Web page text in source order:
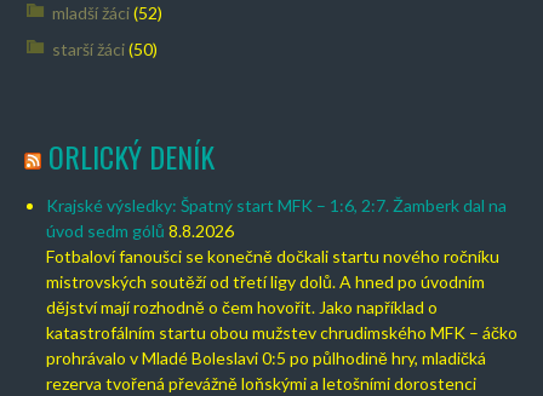
mladší žáci(52)
starší žáci(50)
ORLICKÝ DENÍK
Krajské výsledky: Špatný start MFK – 1:6, 2:7. Žamberk dal na
úvod sedm gólů 8.8.2026
Fotbaloví fanoušci se konečně dočkali startu nového ročníku
mistrovských soutěží od třetí ligy dolů. A hned po úvodním
dějství mají rozhodně o čem hovořit. Jako například o
katastrofálním startu obou mužstev chrudimského MFK – áčko
prohrávalo v Mladé Boleslavi 0:5 po půlhodině hry, mladičká
rezerva tvořená převážně loňskými a letošními dorostenci